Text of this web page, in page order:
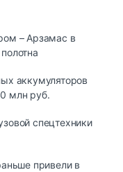
– Арзамас в
аккумуляторов
млн руб.
спецтехники
привели в